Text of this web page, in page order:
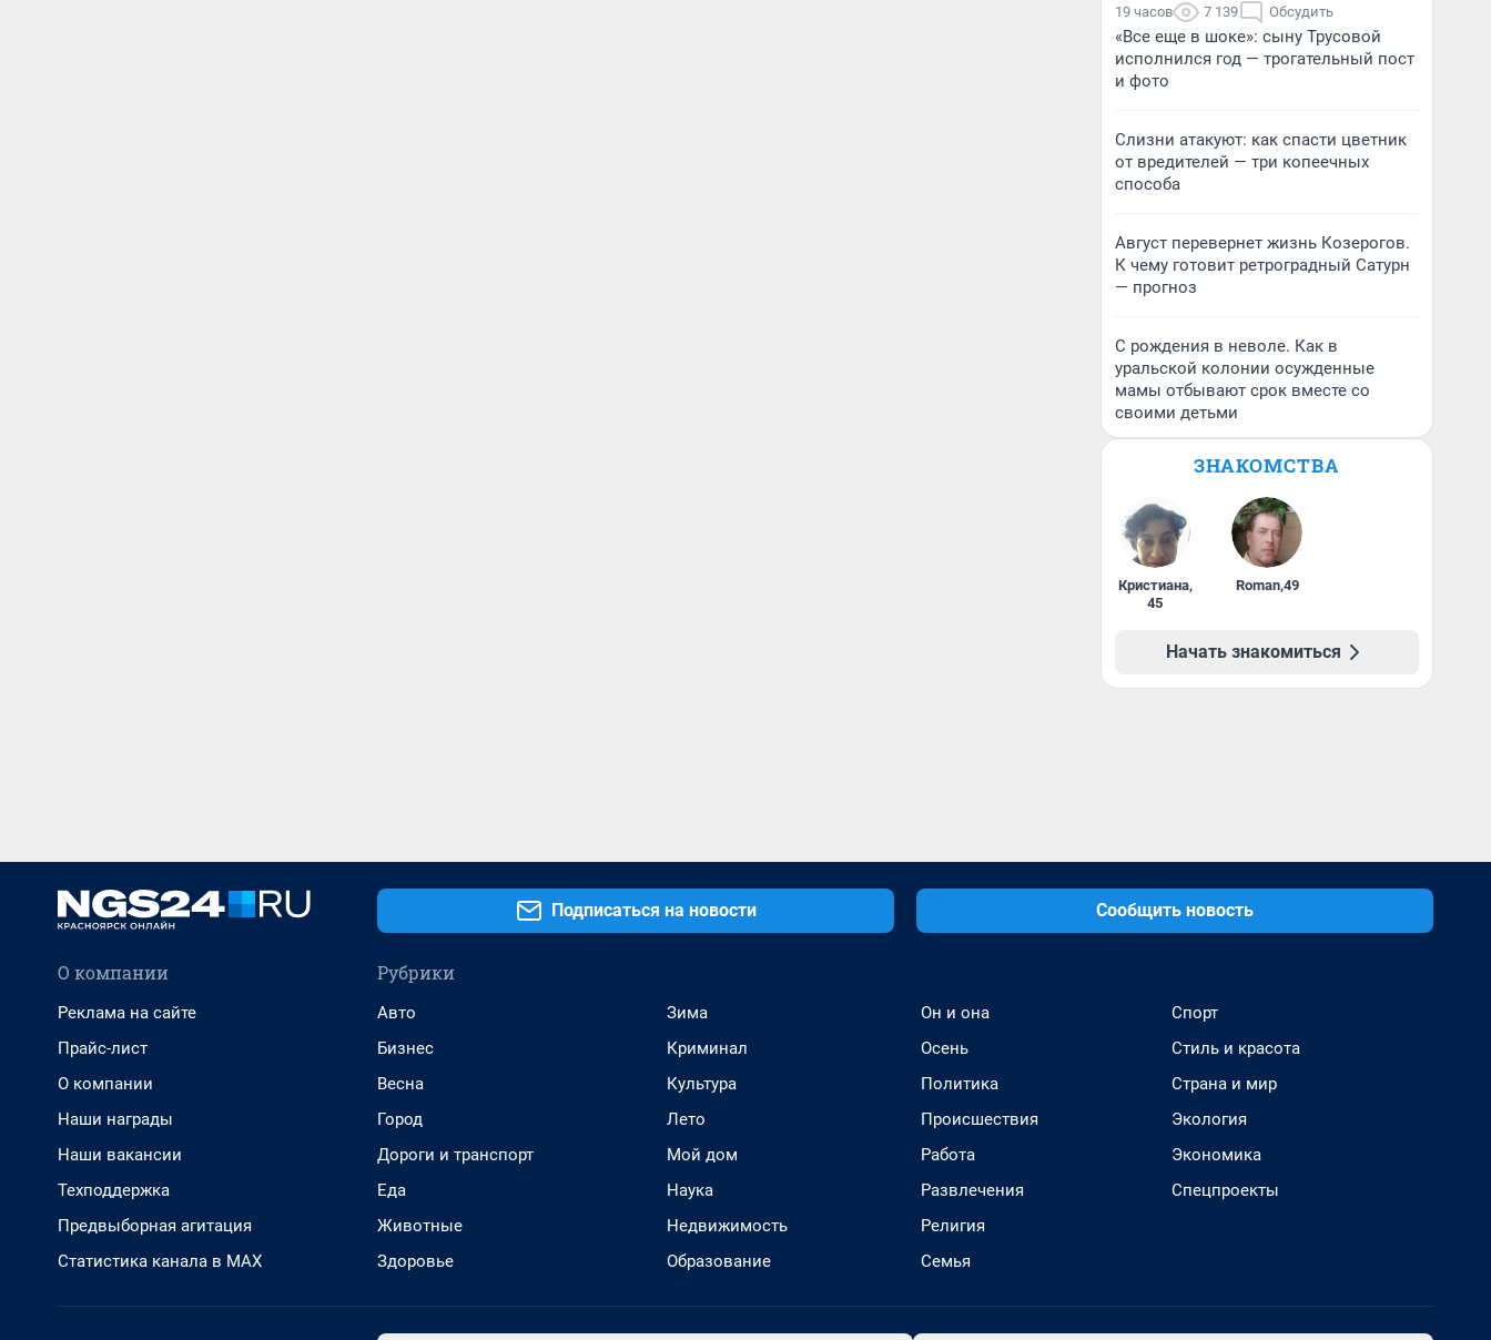
19 часов 7 139 Обсудить
«Все еще в шоке»: сыну Трусовой
исполнился год — трогательный пост
и фото
Слизни атакуют: как спасти цветник
от вредителей — три копеечных
способа
Август перевернет жизнь Козерогов.
К чему готовит ретроградный Сатурн
— прогноз
С рождения в неволе. Как в
уральской колонии осужденные
мамы отбывают срок вместе со
своими детьми
ЗНАКОМСТВА
Кристиана,
45
Roman,49
Начать знакомиться
Подписаться на новости Сообщить новость
О компании
Реклама на сайте
Прайс-лист
О компании
Наши награды
Наши вакансии
Техподдержка
Предвыборная агитация
Статистика канала в MAX
Рубрики
Авто
Бизнес
Весна
Город
Дороги и транспорт
Еда
Животные
Здоровье
Зима
Криминал
Культура
Лето
Мой дом
Наука
Недвижимость
Образование
Он и она
Осень
Политика
Происшествия
Работа
Развлечения
Религия
Семья
Спорт
Стиль и красота
Страна и мир
Экология
Экономика
Спецпроекты